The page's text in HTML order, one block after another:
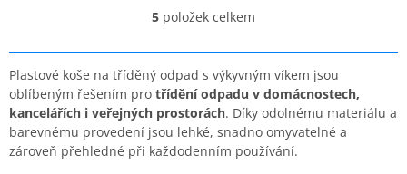
O
l
á
d
a
c
í
p
5 položek celkem
Plastové koše na tříděný odpad s výkyvným víkem jsou
oblíbeným řešením pro třídění odpadu v domácnostech,
kancelářích i veřejných prostorách. Díky odolnému materiálu a
barevnému provedení jsou lehké, snadno omyvatelné a
zároveň přehledné při každodenním používání.